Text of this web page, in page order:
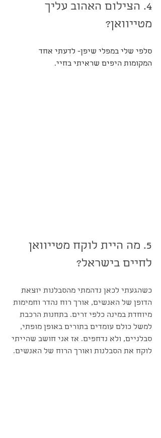
4. הצילום האהוב עליך
מטייוואן?
סלפי שלי במפלי שיפן- לדעתי אחד
המקומות היפים שראיתי בחיי.
5. מה היית לוקח מטייוואן
לחיים בישראל?
כשהגעתי לכאן נדהמתי מהסבלנות יוצאת
הדופן של האנשים, אורך רוח נהדר וחמימות
מיוחדת במינה כלפי זרים. בתחנות הרכבת
למשל כולם עומדים בתורים באופן מופתי,
סבלניים, ולא נדחפים. אז אני חושב שהייתי
לוקח את הסבלנות ואורך הרוח של האנשים.